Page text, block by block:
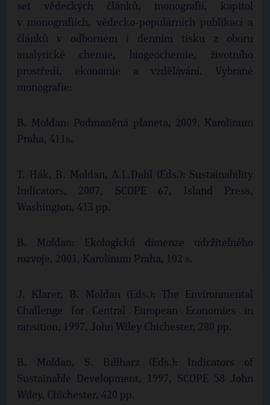
set vědeckých článků, monografií, kapitol
v monografiích, vědecko-populárních publikací a
článků v odborném i denním tisku z oboru
analytické chemie, biogeochemie, životního
prostředí, ekonomie a vzdělávání. Vybrané
monografie:
B. Moldan: Podmaněná planeta, 2009, Karolinum
Praha, 411s.
T. Hák, B. Moldan, A.L.Dahl (Eds.): Sustainability
Indicators, 2007, SCOPE 67, Island Press,
Washington, 413 pp.
B. Moldan: Ekologická dimenze udržitelného
rozvoje, 2001, Karolinum Praha, 102 s.
J. Klarer, B. Moldan (Eds.): The Environmental
Challenge for Central European Economies in
ransition, 1997, John Wiley Chichester, 280 pp.
B. Moldan, S. Billharz (Eds.): Indicators of
Sustainable Development, 1997, SCOPE 58 John
Wiley, Chichester, 420 pp.